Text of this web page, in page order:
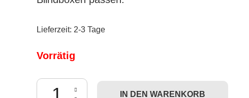
Lieferzeit: 2-3 Tage
Vorrätig
Kidrobot Dunny Series 5 - Leer-Case (für Sammler) Menge
IN DEN WARENKORB